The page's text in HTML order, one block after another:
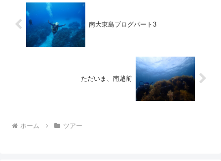
南大東島ブログパート3
ただいま、南越前
ホーム ツアー